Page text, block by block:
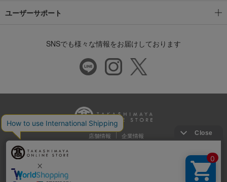
ユーザーサポート
SNSでも様々な情報をお届けしております
店舗情報 企業情報
推奨環境 特定商取引法に基づく表示
プライバシーポリシー
Cookie等の第三者提供について
ウェブアクセシビリティ方針